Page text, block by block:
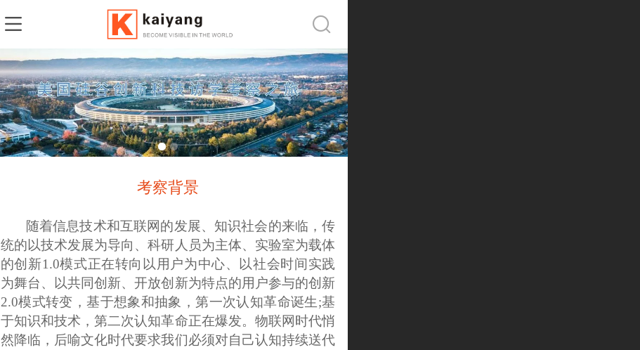
考察背景
随着信息技术和互联网的发展、知识社会的来临，传
统的以技术发展为导向、科研人员为主体、实验室为载体
的创新1.0模式正在转向以用户为中心、以社会时间实践
为舞台、以共同创新、开放创新为特点的用户参与的创新
2.0模式转变，基于想象和抽象，第一次认知革命诞生;基
于知识和技术，第二次认知革命正在爆发。物联网时代悄
然降临，后喻文化时代要求我们必须对自己认知持续送代